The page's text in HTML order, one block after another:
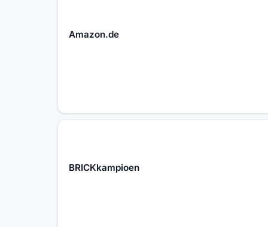
Amazon.de
BRICKkampioen